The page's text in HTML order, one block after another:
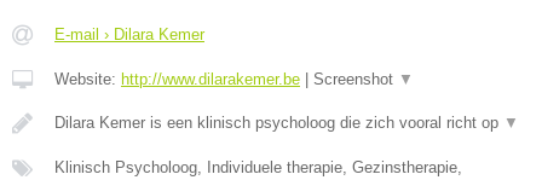
E-mail › Dilara Kemer
Website: http://www.dilarakemer.be Screenshot ▼
Dilara Kemer is een klinisch psycholoog die zich vooral richt op ▼
Klinisch Psycholoog, Individuele therapie, Gezinstherapie,